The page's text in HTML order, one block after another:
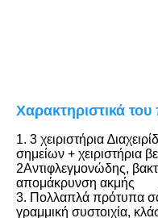
Χαρακτηριστικά του
1. 3 χειριστήρια
σημείων + χειριστήρια
2Αντιφλεγμονώδης,
απομάκρυνση ακμής
3. Πολλαπλά πρότυπα
γραμμική συστοιχία,